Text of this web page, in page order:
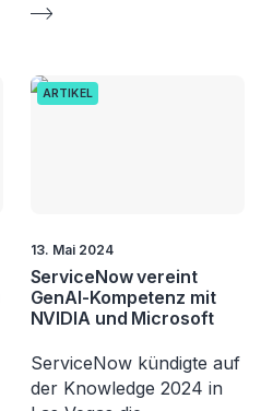
ARTIKEL
13. Mai 2024
ServiceNow vereint
GenAI-Kompetenz mit
NVIDIA und Microsoft
ServiceNow kündigte auf
der Knowledge 2024 in